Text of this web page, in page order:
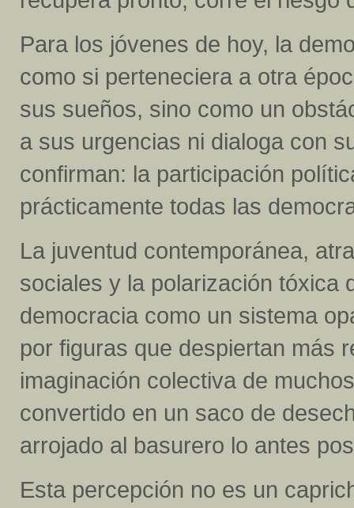
Para los jóvenes de hoy, la
como si perteneciera a otra
sus sueños, sino como un
a sus urgencias ni dialoga con
confirman: la participación
prácticamente todas las
La juventud contemporánea,
sociales y la polarización tóxica
democracia como un sistema
por figuras que despiertan más
imaginación colectiva de
convertido en un saco de
arrojado al basurero lo antes
Esta percepción no es un